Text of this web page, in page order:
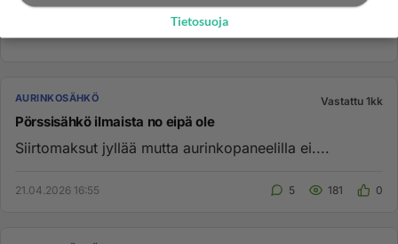
AURINKOSÄHKÖ Vastattu 1kk
Pörssisähkö ilmaista no eipä ole
Siirtomaksut jyllää mutta aurinkopaneelilla ei....
21.04.2026 16:55 5 181 0
Tietosuoja